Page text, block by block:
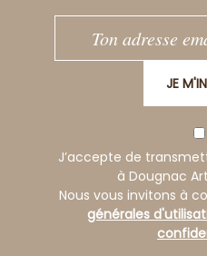
JE
J’accepte de
à Dougnac
Nous vous invitons à
générales